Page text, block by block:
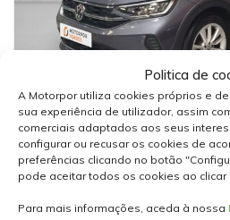
Politica de
A Motorpor utiliza cookies próprios e
sua experiência de utilizador, assim
comerciais adaptados aos seus
configurar ou recusar os cookies de
preferências clicando no botão
pode aceitar todos os cookies ao clicar
Para mais informações, aceda à nossa
Volkswagen Taigo
1.0 Tsi 95
20 990,00€